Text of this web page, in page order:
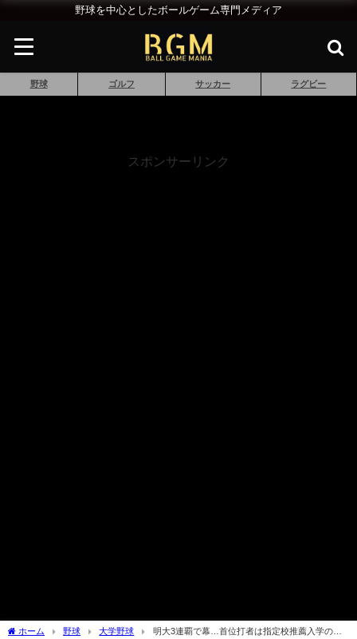
野球を中心としたボールゲーム専門メディア
野球 ゴルフ サッカー ラグビー
スポンサーリンク
ホーム 野球 大学野球
明大3連覇で幕…首位打者は指定校推薦入学の苦